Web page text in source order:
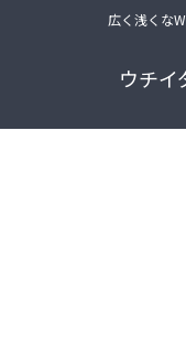
広く浅くな
ウチイ